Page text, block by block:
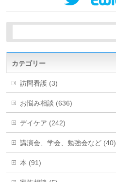
カテゴリー
訪問看護 (3)
お悩み相談 (636)
デイケア (242)
講演会、学会、勉強会など (40)
本 (91)